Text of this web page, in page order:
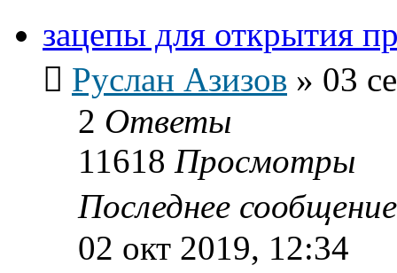
зацепы для открытия
Руслан Азизов » 03
2 Ответы
11618 Просмотры
Последнее
02 окт 2019, 12:34